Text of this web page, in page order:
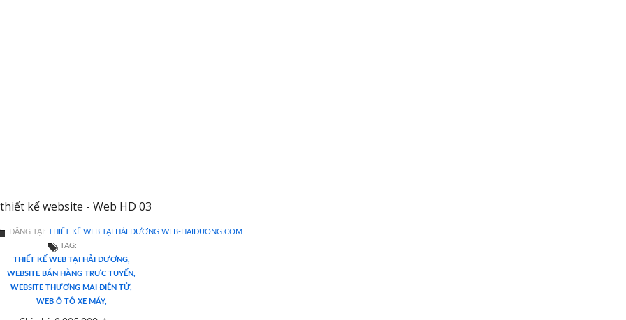
kế website - Web HD 03
ĐĂNG TẠI: THIẾT KẾ WEB TẠI HẢI DƯƠNG WEB-HAIDUONG.COM
TAG:
THIẾT KẾ WEB TẠI HẢI DƯƠNG,
WEBSITE BÁN HÀNG TRỰC TUYẾN,
WEBSITE THƯƠNG MẠI ĐIỆN TỬ,
WEB Ô TÔ XE MÁY,